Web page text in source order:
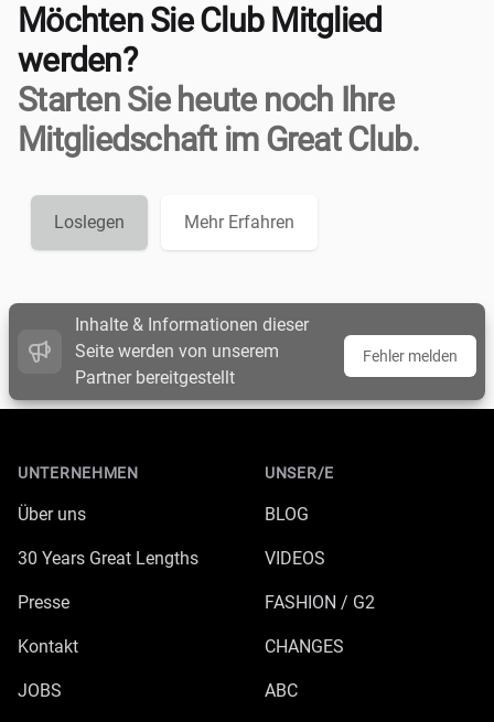
Möchten Sie Club Mitglied
werden?
Starten Sie heute noch Ihre
Mitgliedschaft im Great Club.
Loslegen Mehr Erfahren
Inhalte & Informationen dieser
Seite werden von unserem
Partner bereitgestellt
Fehler melden
UNTERNEHMEN
Über uns
30 Years Great Lengths
Presse
Kontakt
JOBS
UNSER/E
BLOG
VIDEOS
FASHION / G2
CHANGES
ABC